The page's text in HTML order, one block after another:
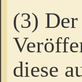
(3)
diese